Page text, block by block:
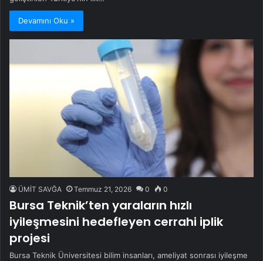
Devamını Oku »
ÜMİT SAVĞA Temmuz 21, 2026 0 0
Bursa Teknik’ten yaraların hızlı
iyileşmesini hedefleyen cerrahi iplik
projesi
Bursa Teknik Üniversitesi bilim insanları, ameliyat sonrası iyileşme